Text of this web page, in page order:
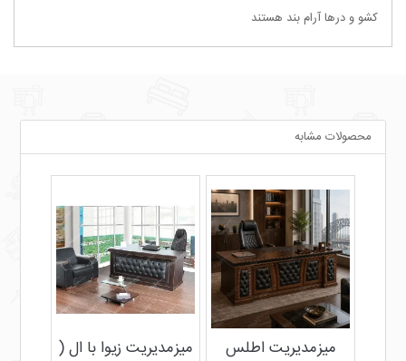
کشو و درها آرام بند هستند
محصولات مشابه
میزمدیریت زیوا با ال (
میزمدیریت اطلس